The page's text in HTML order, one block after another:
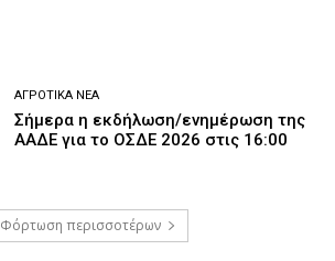
ΑΓΡΟΤΙΚΆ ΝΈΑ
Σήμερα η εκδήλωση/ενημέρωση της
ΑΑΔΕ για το ΟΣΔΕ 2026 στις 16:00
Φόρτωση περισσοτέρων